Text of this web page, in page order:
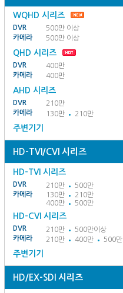
WQHD 시리즈
DVR
500만 이상
카메라
500만 이상
QHD 시리즈
DVR
400만
카메라
400만
AHD 시리즈
DVR
210만
카메라
130만 210만
주변기기
HD-TVI/CVI 시리즈
HD-TVI 시리즈
DVR 210만
500만
카메라
130만
210만
400만
500만
HD-CVI 시리즈
DVR 210만
500만이상
카메라
210만 400만 500만
주변기기
HD/EX-SDI 시리즈